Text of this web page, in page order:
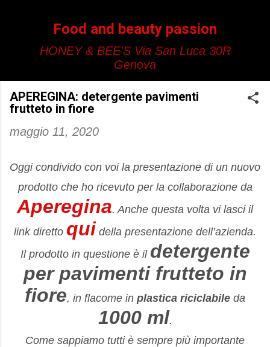
Food and beauty passion
HONEY & BEE'S Via San Luca 30R
Genova
APEREGINA: detergente pavimenti
frutteto in fiore
maggio 11, 2020
Oggi condivido con voi la presentazione di un nuovo
prodotto che ho ricevuto per la collaborazione da
Aperegina. Anche questa volta vi lasci il
link diretto qui della presentazione dell’azienda.
Il prodotto in questione è il detergente
per pavimenti frutteto in
fiore, in flacome in plastica riciclabile da
1000 ml.
Come sappiamo tutti è sempre più importante